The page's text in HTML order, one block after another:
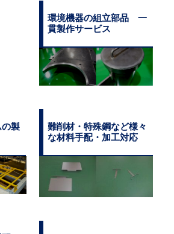
環境機器の組立部品 一
貫製作サービス
製
難削材・特殊鋼など様々
な材料手配・加工対応